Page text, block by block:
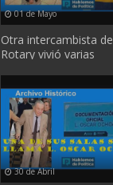
01 de Mayo
Otra intercambista de
Rotary vivió varias
30 de Abril